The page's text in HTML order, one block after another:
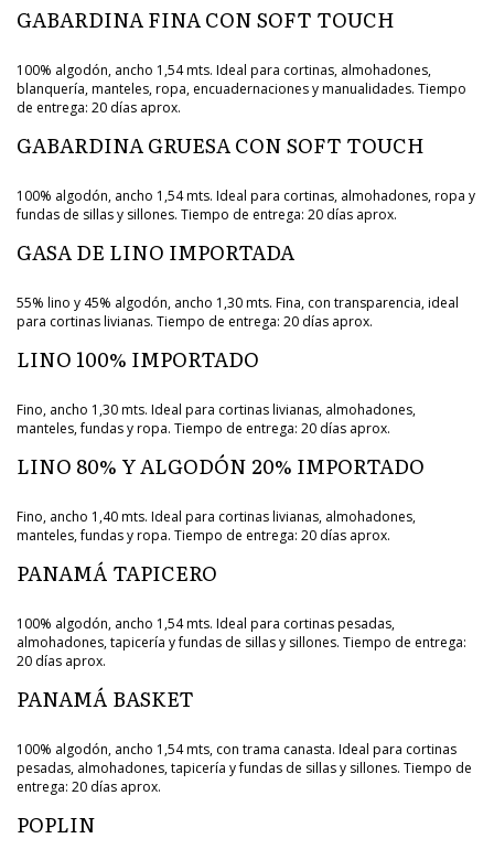
GABARDINA FINA CON SOFT TOUCH
100% algodón, ancho 1,54 mts. Ideal para cortinas, almohadones,
blanquería, manteles, ropa, encuadernaciones y manualidades. Tiempo
de entrega: 20 días aprox.
GABARDINA GRUESA CON SOFT TOUCH
100% algodón, ancho 1,54 mts. Ideal para cortinas, almohadones, ropa y
fundas de sillas y sillones. Tiempo de entrega: 20 días aprox.
GASA DE LINO IMPORTADA
55% lino y 45% algodón, ancho 1,30 mts. Fina, con transparencia, ideal
para cortinas livianas. Tiempo de entrega: 20 días aprox.
LINO 100% IMPORTADO
Fino, ancho 1,30 mts. Ideal para cortinas livianas, almohadones,
manteles, fundas y ropa. Tiempo de entrega: 20 días aprox.
LINO 80% Y ALGODÓN 20% IMPORTADO
Fino, ancho 1,40 mts. Ideal para cortinas livianas, almohadones,
manteles, fundas y ropa. Tiempo de entrega: 20 días aprox.
PANAMÁ TAPICERO
100% algodón, ancho 1,54 mts. Ideal para cortinas pesadas,
almohadones, tapicería y fundas de sillas y sillones. Tiempo de entrega:
20 días aprox.
PANAMÁ BASKET
100% algodón, ancho 1,54 mts, con trama canasta. Ideal para cortinas
pesadas, almohadones, tapicería y fundas de sillas y sillones. Tiempo de
entrega: 20 días aprox.
POPLIN